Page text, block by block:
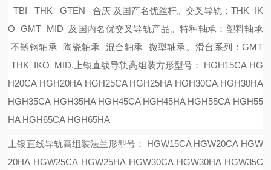
TBI THK GTEN 合庆 及国产名优丝杆。交叉导轨：THK IK
O GMT MID 及国内名优交叉导轨产品。特种轴承：塑料轴承
不锈钢轴承 陶瓷轴承 混合轴承 微型轴承。 滑台系列：GMT
THK IKO MID. 上银直线导轨高组装方形型号：
HGH15CA HG
H20CA HGH20HA HGH25CA HGH25HA HGH30CA HGH30HA
HGH35CA HGH35HA HGH45CA HGH45HA HGH55CA HGH55
HA HGH65CA HGH65HA
上银直线导轨高组装法兰形型号：
HGW15CA HGW20CA HGW
20HA HGW25CA HGW25HA HGW30CA HGW30HA HGW35C